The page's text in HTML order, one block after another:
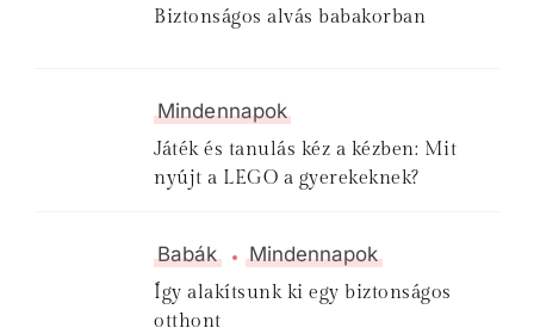
Biztonságos alvás babakorban
Mindennapok
Játék és tanulás kéz a kézben: Mit
nyújt a LEGO a gyerekeknek?
Babák Mindennapok
Így alakítsunk ki egy biztonságos
otthont